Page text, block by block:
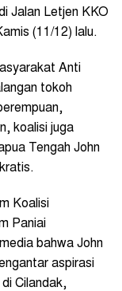
Jalan Letjen KKO
(11/12) lalu.
Anti
tokoh
koalisi juga
Tengah John
Koalisi
Paniai
bahwa John
aspirasi
Cilandak,